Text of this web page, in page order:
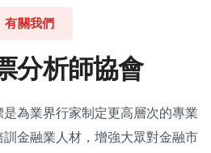
有關我們
分析師協會
為業界行家制定更高層次的專業
金融業人材，增強大眾對金融市